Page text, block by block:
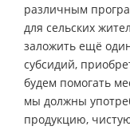
различным
для сельских
заложить ещё
субсидий,
будем помогать
мы должны
продукцию,